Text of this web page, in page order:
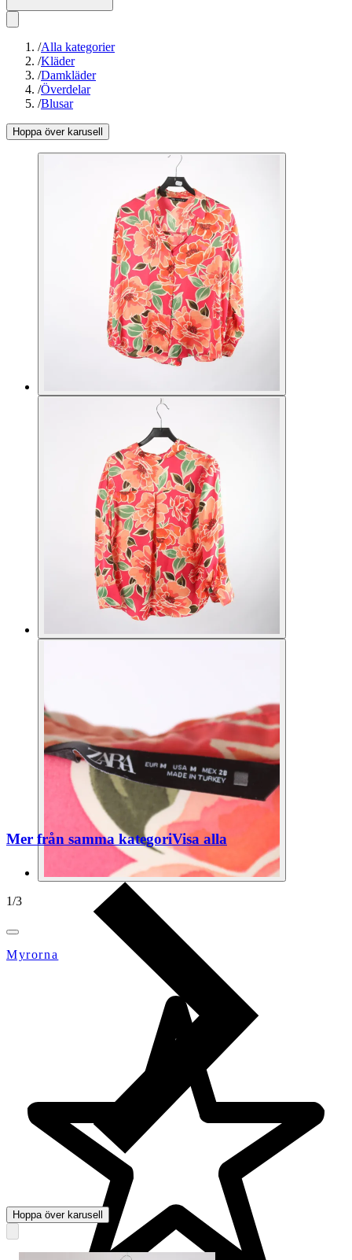
/Alla kategorier
/Kläder
/Damkläder
/Överdelar
/Blusar
Hoppa över karusell
1/3
Myrorna
Mer från samma kategoriVisa alla
Hoppa över karusell